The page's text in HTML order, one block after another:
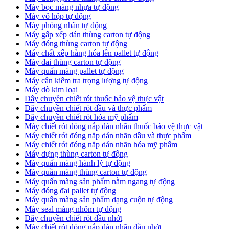
Máy bọc màng nhựa tự động
Máy vô hộp tự động
Máy phóng nhãn tự động
Máy gấp xếp dán thùng carton tự động
Máy đóng thùng carton tự động
Máy chất xếp hàng hóa lên pallet tự động
Máy đai thùng carton tự động
Máy quấn màng pallet tự động
Máy cân kiểm tra trọng lượng tự động
Máy dò kim loại
Dây chuyền chiết rót thuốc bảo vệ thực vật
Dây chuyền chiết rót dầu và thực phẩm
Dây chuyền chiết rót hóa mỹ phẩm
Máy chiết rót đóng nắp dán nhãn thuốc bảo vệ thực vật
Máy chiết rót đóng nắp dán nhãn dầu và thực phẩm
Máy chiết rót đóng nắp dán nhãn hóa mỹ phẩm
Máy dựng thùng carton tự động
Máy quấn màng hành lý tự động
Máy quần màng thùng carton tự động
Máy quấn màng sản phẩm nằm ngang tự động
Máy đóng đai pallet tự động
Máy quấn màng sản phẩm dạng cuộn tự động
Máy seal màng nhôm tự động
Dây chuyền chiết rót dầu nhớt
Máy chiết rót đóng nắp dán nhãn dầu nhớt